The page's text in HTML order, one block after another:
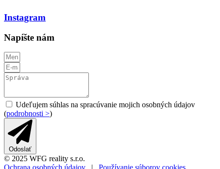
Instagram
Napíšte nám
Udeľujem súhlas na spracúvanie mojich osobných údajov
(podrobnosti >)
Odoslať
© 2025 WFG reality s.r.o.